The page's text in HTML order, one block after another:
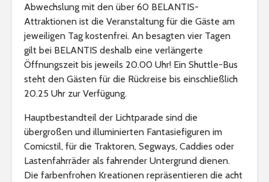
Abwechslung mit den über 60 BELANTIS-
Attraktionen ist die Veranstaltung für die Gäste am
jeweiligen Tag kostenfrei. An besagten vier Tagen
gilt bei BELANTIS deshalb eine verlängerte
Öffnungszeit bis jeweils 20.00 Uhr! Ein Shuttle-Bus
steht den Gästen für die Rückreise bis einschließlich
20.25 Uhr zur Verfügung.
Hauptbestandteil der Lichtparade sind die
übergroßen und illuminierten Fantasiefiguren im
Comicstil, für die Traktoren, Segways, Caddies oder
Lastenfahrräder als fahrender Untergrund dienen.
Die farbenfrohen Kreationen repräsentieren die acht